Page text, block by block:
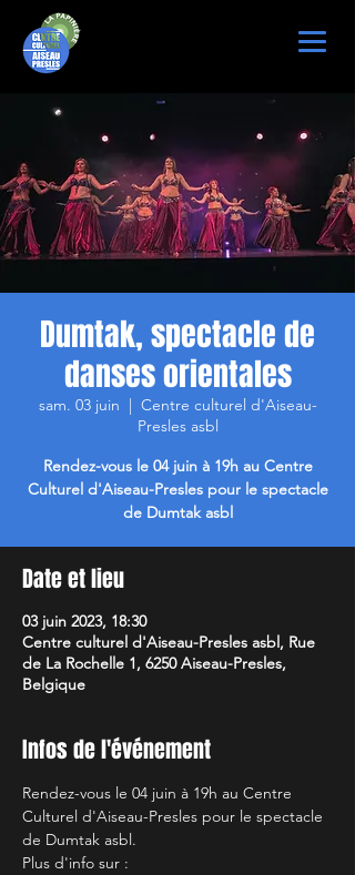
Dumtak, spectacle de
danses orientales
sam. 03 juin
  |
Centre culturel d'Aiseau-
Presles asbl
Rendez-vous le 04 juin à 19h au Centre
Culturel d'Aiseau-Presles pour le spectacle
de Dumtak asbl
Date et lieu
03 juin 2023, 18:30
Centre culturel d'Aiseau-Presles asbl, Rue
de La Rochelle 1, 6250 Aiseau-Presles,
Belgique
Infos de l'événement
Rendez-vous le 04 juin à 19h au Centre
Culturel d'Aiseau-Presles pour le spectacle
de Dumtak asbl.
Plus d'info sur :